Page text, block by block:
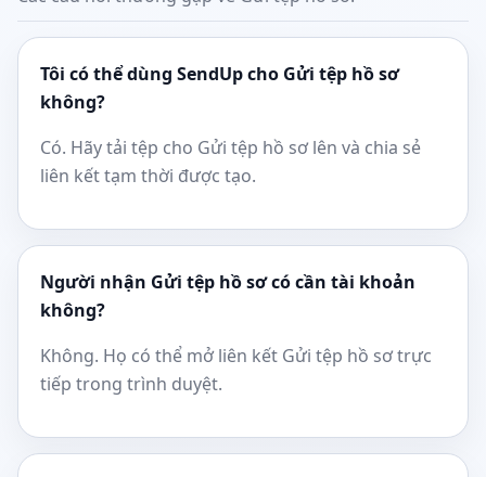
Tôi có thể dùng SendUp cho Gửi tệp hồ sơ
không?
Có. Hãy tải tệp cho Gửi tệp hồ sơ lên và chia sẻ
liên kết tạm thời được tạo.
Người nhận Gửi tệp hồ sơ có cần tài khoản
không?
Không. Họ có thể mở liên kết Gửi tệp hồ sơ trực
tiếp trong trình duyệt.